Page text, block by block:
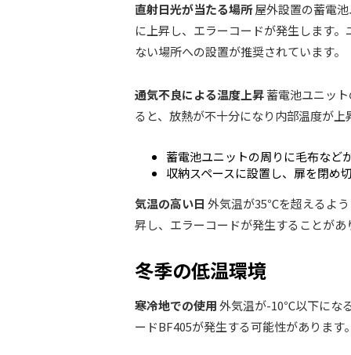
直射日光が当たる場所屋外設置の蓄電
に上昇し、エラーコードが発生します
ない場所への設置が推奨されています。
通気不良による温度上昇蓄電池ユニッ
ると、放熱が不十分になり内部温度が
蓄電池ユニットの周りに毛布など
収納スペースに設置し、扉を閉め
気温の高い日 外気温が35℃を超えるよ
昇し、エラーコードが発生することがあ
冬季の低温環境
寒冷地での使用外気温が-10℃以下にな
ードBF405が発生する可能性があります